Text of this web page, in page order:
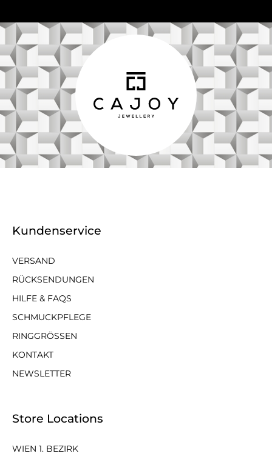
Kundenservice
VERSAND
RÜCKSENDUNGEN
HILFE & FAQS
SCHMUCKPFLEGE
RINGGRÖSSEN
KONTAKT
NEWSLETTER
Store Locations
WIEN 1. BEZIRK